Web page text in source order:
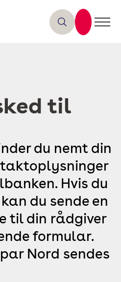
til
du nemt din
Hvis du
du sende en
til din rådgiver
formular.
Nord sendes